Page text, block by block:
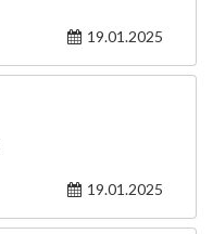
19.01.2025
19.01.2025